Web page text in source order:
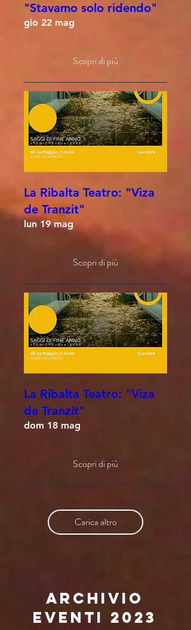
"Stavamo solo ridendo"
gio 22 mag
Scopri di più
La Ribalta Teatro: "Viza
de Tranzit"
lun 19 mag
Scopri di più
La Ribalta Teatro: "Viza
de Tranzit"
dom 18 mag
Scopri di più
Carica altro
ARCHIVIO
EVENTI 2023